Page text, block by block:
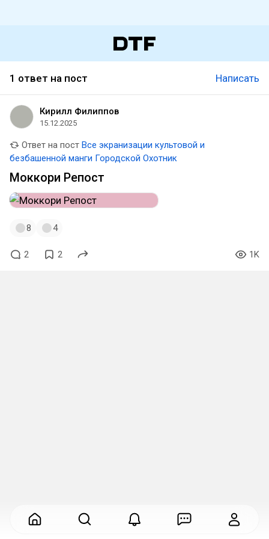
1 ответ на пост Написать
Кирилл Филиппов
15.12.2025
Ответ на пост Все экранизации культовой и
безбашенной манги Городской Охотник
Моккори Репост
8 4
2 2 1K